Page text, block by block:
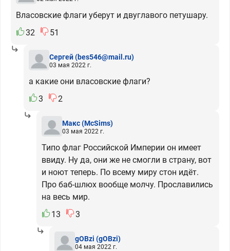
Власовские флаги уберут и двуглавого петушару.
32
51
Сергей(bes546@mail.ru)
03 мая 2022 г.
а какие они власовские флаги?
3
2
Макс(McSims)
03 мая 2022 г.
Типо флаг Российской Империи он имеет
ввиду. Ну да, они же не смогли в страну, вот
и ноют теперь. По всему миру стон идёт.
Про баб-шлюx вообще молчу. Прославились
на весь мир.
13
3
gOBzi (gOBzi)
04 мая 2022 г.